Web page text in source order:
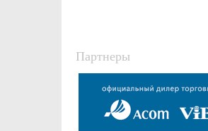
Партнеры